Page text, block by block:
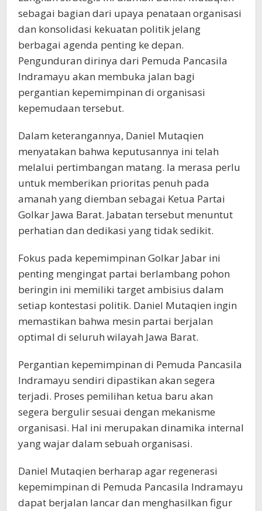
sebagai bagian dari upaya penataan organisasi
dan konsolidasi kekuatan politik jelang
berbagai agenda penting ke depan.
Pengunduran dirinya dari Pemuda Pancasila
Indramayu akan membuka jalan bagi
pergantian kepemimpinan di organisasi
kepemudaan tersebut.
Dalam keterangannya, Daniel Mutaqien
menyatakan bahwa keputusannya ini telah
melalui pertimbangan matang. Ia merasa perlu
untuk memberikan prioritas penuh pada
amanah yang diemban sebagai Ketua Partai
Golkar Jawa Barat. Jabatan tersebut menuntut
perhatian dan dedikasi yang tidak sedikit.
Fokus pada kepemimpinan Golkar Jabar ini
penting mengingat partai berlambang pohon
beringin ini memiliki target ambisius dalam
setiap kontestasi politik. Daniel Mutaqien ingin
memastikan bahwa mesin partai berjalan
optimal di seluruh wilayah Jawa Barat.
Pergantian kepemimpinan di Pemuda Pancasila
Indramayu sendiri dipastikan akan segera
terjadi. Proses pemilihan ketua baru akan
segera bergulir sesuai dengan mekanisme
organisasi. Hal ini merupakan dinamika internal
yang wajar dalam sebuah organisasi.
Daniel Mutaqien berharap agar regenerasi
kepemimpinan di Pemuda Pancasila Indramayu
dapat berjalan lancar dan menghasilkan figur